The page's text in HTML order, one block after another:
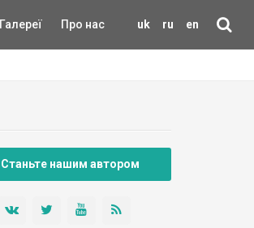
uk ru en
Галереї Про нас
Станьте нашим автором